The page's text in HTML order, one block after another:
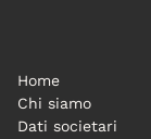
Home
Chi siamo
Dati societari